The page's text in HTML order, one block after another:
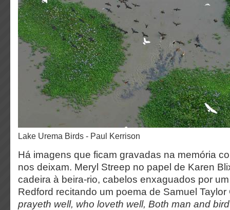
Lake Urema Birds - Paul Kerrison
Há imagens que ficam gravadas na memória
nos deixam. Meryl Streep no papel de Karen
cadeira à beira-rio, cabelos enxaguados por
Redford recitando um poema de Samuel Taylor
prayeth well, who loveth well, Both man and